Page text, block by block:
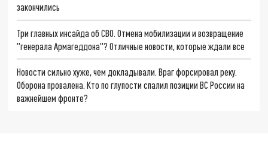
закончились
Три главных инсайда об СВО. Отмена мобилизации и возвращение
"генерала Армагеддона"? Отличные новости, которые ждали все
Новости сильно хуже, чем докладывали. Враг форсировал реку.
Оборона провалена. Кто по глупости спалил позиции ВС России на
важнейшем фронте?